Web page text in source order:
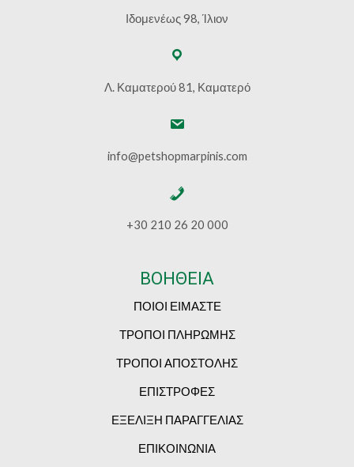
Ιδομενέως 98, Ίλιον
Λ. Καματερού 81, Καματερό
info@petshopmarpinis.com
+30 210 26 20 000
ΒΟΗΘΕΙΑ
ΠΟΙΟΙ ΕΙΜΑΣΤΕ
ΤΡΟΠΟΙ ΠΛΗΡΩΜΗΣ
ΤΡΟΠΟΙ ΑΠΟΣΤΟΛΗΣ
ΕΠΙΣΤΡΟΦΕΣ
ΕΞΕΛΙΞΗ ΠΑΡΑΓΓΕΛΙΑΣ
ΕΠΙΚΟΙΝΩΝΙΑ